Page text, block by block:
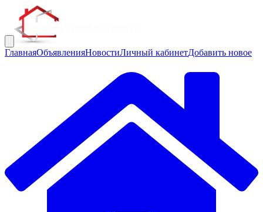
ГлавнаяОбъявленияНовостиЛичный кабинетДобавить новое